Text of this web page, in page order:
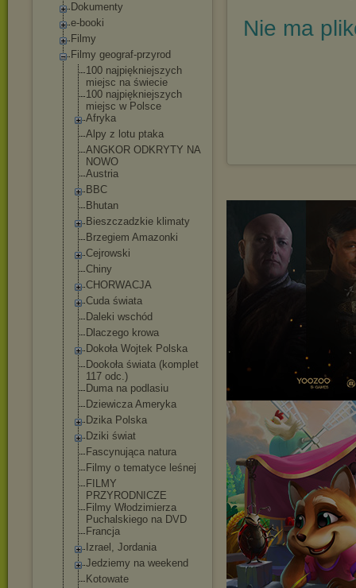
Dokumenty
e-booki
Filmy
Filmy geograf-przyrod
100 najpiękniejszych
miejsc na świecie
100 najpiękniejszych
miejsc w Polsce
Afryka
Alpy z lotu ptaka
ANGKOR ODKRYTY NA
NOWO
Austria
BBC
Bhutan
Bieszczadzkie klimaty
Brzegiem Amazonki
Cejrowski
Chiny
CHORWACJA
Cuda świata
Daleki wschód
Dlaczego krowa
Dokoła Wojtek Polska
Dookoła świata (komplet
117 odc.)
Duma na podlasiu
Dziewicza Ameryka
Dzika Polska
Dziki świat
Fascynująca natura
Filmy o tematyce leśnej
FILMY
PRZYRODNICZE
Filmy Włodzimierza
Puchalskiego na DVD
Francja
Izrael, Jordania
Jedziemy na weekend
Kotowate
Nie ma